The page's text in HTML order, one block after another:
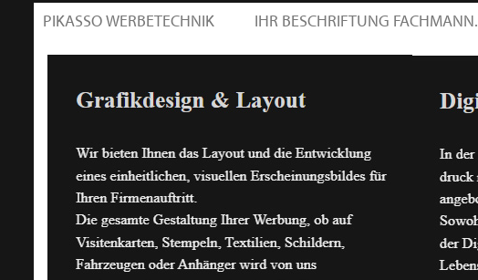
PIKASSO WERBETECHNIK IHR BESCHRIFTUNG FACHMANN.